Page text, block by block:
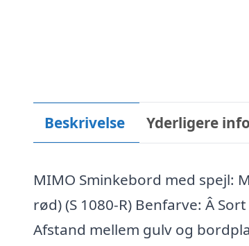
Beskrivelse Yderligere
MIMO Sminkebord med spejl:
rød) (S 1080-R) Benfarve: Â
Afstand mellem gulv og